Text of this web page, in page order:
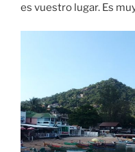
es vuestro lugar. Es